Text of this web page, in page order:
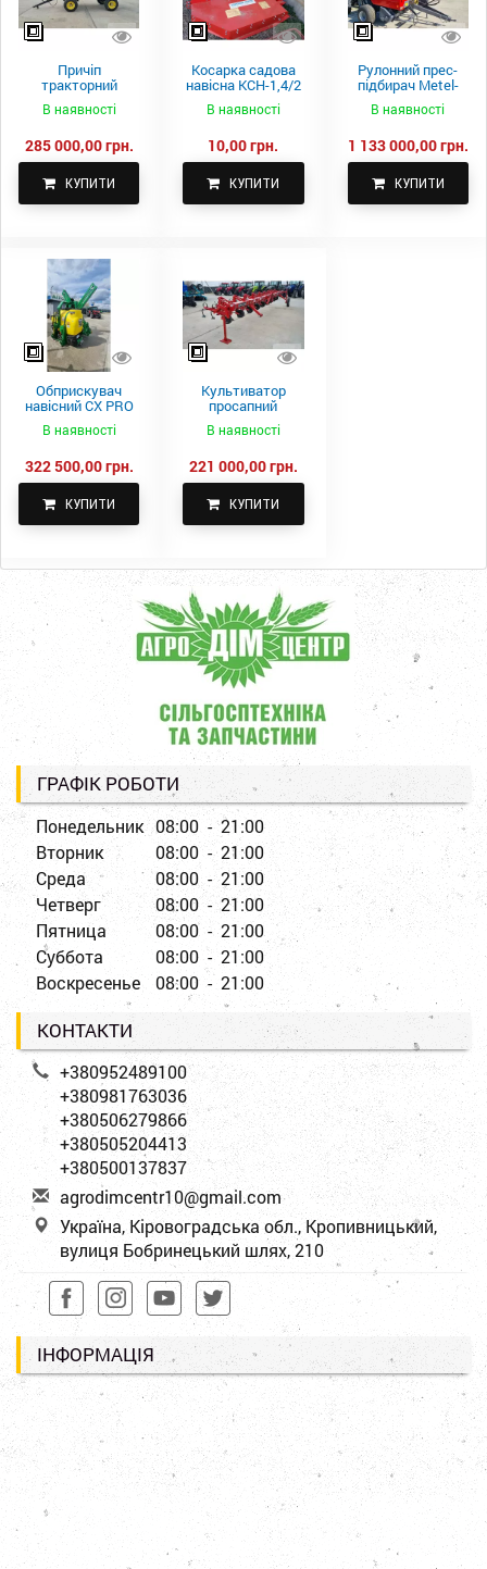
Причіп
тракторний
самоскидний
Spike 2 ПТС-4
В наявності
285 000,00 грн.
КУПИТИ
Косарка садова
навісна КСН-1,4/2
В наявності
10,00 грн.
КУПИТИ
Рулонний прес-
підбирач Metel-
Fach Z 587
В наявності
1 133 000,00 грн.
КУПИТИ
Обприскувач
навісний CX PRO
В наявності
322 500,00 грн.
КУПИТИ
Культиватор
просапний
КПН-5,6-05
В наявності
221 000,00 грн.
КУПИТИ
ГРАФІК РОБОТИ
Понедельник 08:00 - 21:00
Вторник
08:00 - 21:00
Среда
08:00 - 21:00
Четверг
08:00 - 21:00
Пятница
08:00 - 21:00
Суббота
08:00 - 21:00
Воскресенье
08:00 - 21:00
КОНТАКТИ
+380952489100
+380981763036
+380506279866
+380505204413
+380500137837
agrodimcentr10@gmail.com
Україна, Кіровоградська обл., Кропивницький,
вулиця Бобринецький шлях, 210
ІНФОРМАЦІЯ